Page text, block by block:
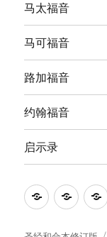
马太福音
马可福音
路加福音
约翰福音
启示录
Anna's
圣